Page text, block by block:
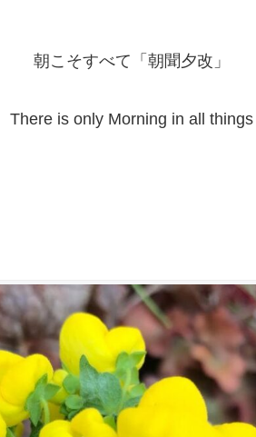
朝こそすべて「朝聞夕改」
There is only Morning in all things